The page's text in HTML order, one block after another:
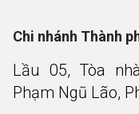
Chi nhánh Thành
Lầu 05, Tòa
Phạm Ngũ Lão,